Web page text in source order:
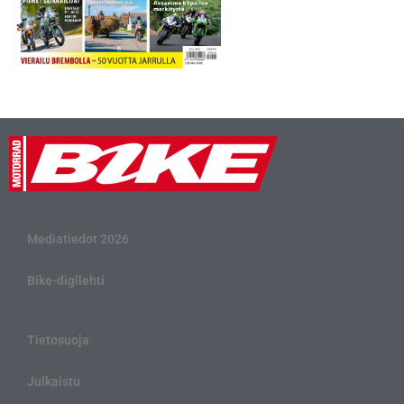
Mediatiedot 2026
Bike-digilehti
Tietosuoja
Julkaistu